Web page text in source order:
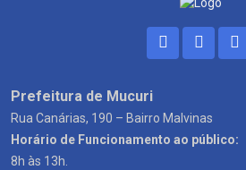
Prefeitura de Mucuri
Rua Canárias, 190 – Bairro Malvinas
Horário de Funcionamento ao público:
8h às 13h.